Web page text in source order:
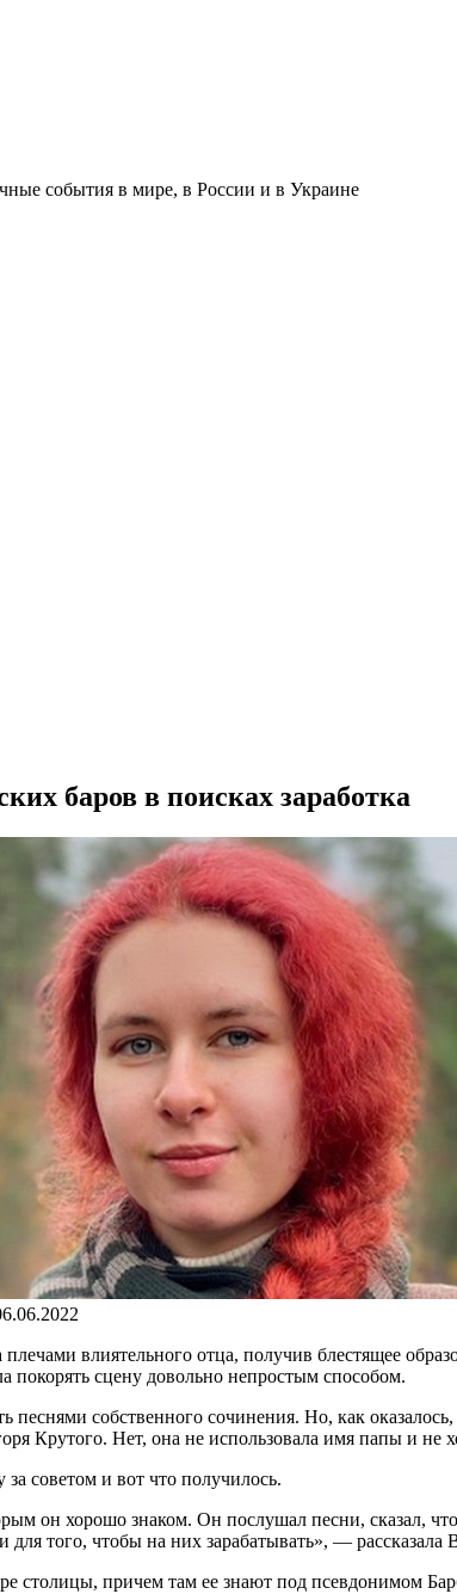
события в мире, в России и в Украине
баров в поисках заработка
влиятельного отца, получив блестящее
покорять сцену довольно непростым способом.
песнями собственного сочинения. Но, как
Крутого. Нет, она не использовала имя папы и не
советом и вот что получилось.
он хорошо знаком. Он послушал песни, сказал,
того, чтобы на них зарабатывать», — рассказала
столицы, причем там ее знают под псевдонимом